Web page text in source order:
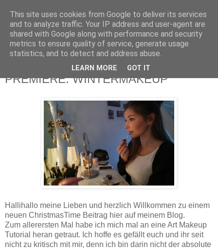
Freitag, 4. Dezember 2015
PREMIERE: WINTERMAKEUP
Hallihallo meine Lieben und herzlich Willkommen zu einem
neuen ChristmasTime Beitrag hier auf meinem Blog.
Zum allerersten Mal habe ich mich mal an eine Art Makeup
Tutorial heran getraut. Ich hoffe es gefällt euch und ihr seit
nicht zu kritisch mit mir, denn ich bin darin nicht der absolute
This site uses cookies from Google to deliver its services
and to analyze traffic. Your IP address and user-agent are
shared with Google along with performance and security
metrics to ensure quality of service, generate usage
statistics, and to detect and address abuse.
LEARN MORE GOT IT